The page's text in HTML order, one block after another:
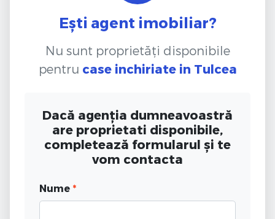
Ești agent imobiliar?
Nu sunt proprietăți disponibile
pentru case inchiriate in Tulcea
Dacă agenția dumneavoastră
are proprietati disponibile,
completează formularul și te
vom contacta
Nume *